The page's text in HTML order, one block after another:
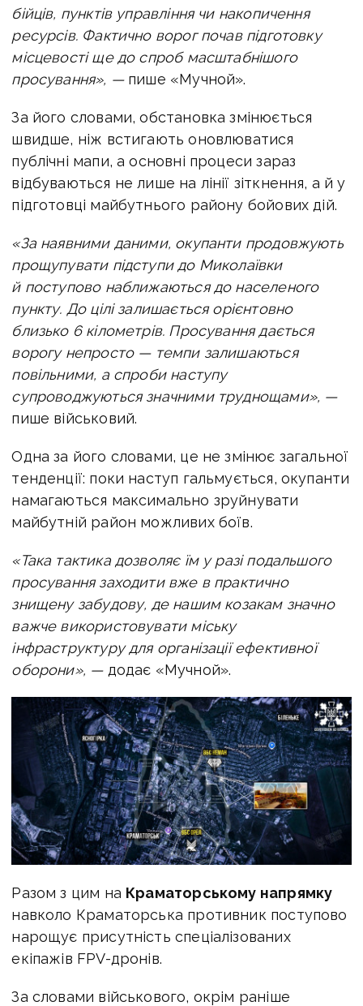
бійців, пунктів управління чи накопичення
ресурсів. Фактично ворог почав підготовку
місцевості ще до спроб масштабнішого
просування», —пише «Мучной».
За його словами, обстановка змінюється
швидше, ніж встигають оновлюватися
публічні мапи, а основні процеси зараз
відбуваються не лише на лінії зіткнення, а й у
підготовці майбутнього району бойових дій.
«За наявними даними, окупанти продовжують
прощупувати підступи до Миколаївки
й поступово наближаються до населеного
пункту. До цілі залишається орієнтовно
близько 6 кілометрів. Просування дається
ворогу непросто — темпи залишаються
повільними, а спроби наступу
супроводжуються значними труднощами», —
пише військовий.
Одна за його словами, це не змінює загальної
тенденції: поки наступ гальмується, окупанти
намагаються максимально зруйнувати
майбутній район можливих боїв.
«Така тактика дозволяє їм у разі подальшого
просування заходити вже в практично
знищену забудову, де нашим козакам значно
важче використовувати міську
інфраструктуру для організації ефективної
оборони», — додає «Мучной».
Разом з цим на Краматорському напрямку
навколо Краматорська противник поступово
нарощує присутність спеціалізованих
екіпажів FPV-дронів.
За словами військового, окрім раніше